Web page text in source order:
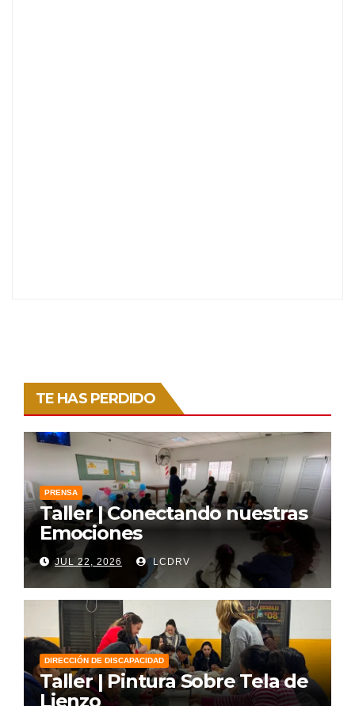
TE HAS PERDIDO
PRENSA
Taller | Conectando nuestras
Emociones
JUL 22, 2026 LCDRV
DIRECCIÓN DE DISCAPACIDAD
Taller | Pintura Sobre Tela de
Lienzo